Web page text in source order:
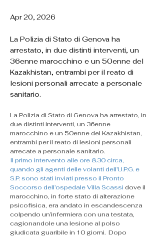
Apr 20, 2026
La Polizia di Stato di Genova ha
arrestato, in due distinti interventi, un
36enne marocchino e un 50enne del
Kazakhistan, entrambi per il reato di
lesioni personali arrecate a personale
sanitario.
La Polizia di Stato di Genova ha arrestato, in
due distinti interventi, un 36enne
marocchino e un 50enne del Kazakhistan,
entrambi per il reato di lesioni personali
arrecate a personale sanitario.
Il primo intervento alle ore 8.30 circa,
quando gli agenti delle volanti dell’U.P.G. e
S.P. sono stati inviati presso il Pronto
Soccorso dell’ospedale Villa Scassi dove il
marocchino, in forte stato di alterazione
psicofisica, era andato in escandescenza
colpendo un’infermiera con una testata,
cagionandole una lesione al polso
giudicata guaribile in 10 giorni.  Dopo